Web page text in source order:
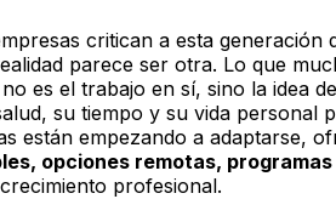
critican a esta generación
parece ser otra. Lo que
es el trabajo en sí, sino la idea
su tiempo y su vida personal
están empezando a adaptarse,
opciones remotas,
profesional.